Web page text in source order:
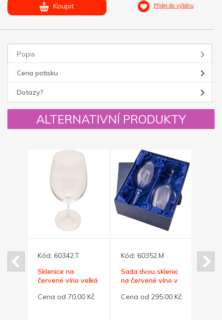
Koupit Přidej do výběru
Popis
Cena potisku
Dotazy?
ALTERNATIVNÍ PRODUKTY
Kód: 60342.T
Sklenice na
červené víno velká
Cena od 70,00 Kč
Kód: 60352.M
Sada dvou sklenic
na červené víno v
Cena od 295,00 Kč
Kód: